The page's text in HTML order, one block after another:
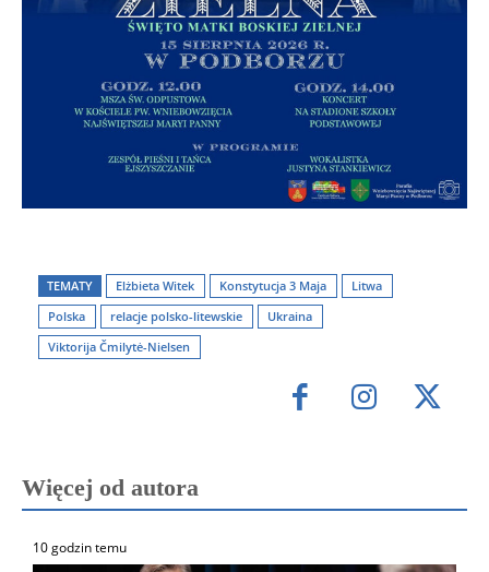
TEMATY Elżbieta Witek Konstytucja 3 Maja
Litwa
Polska
relacje polsko-litewskie
Ukraina
Viktorija Čmilytė-Nielsen
Więcej od autora
10 godzin temu